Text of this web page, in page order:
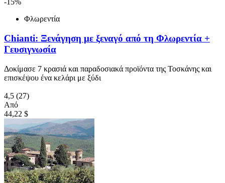
-15%
Φλωρεντία
Chianti: Ξενάγηση με ξεναγό από τη Φλωρεντία +
Γευσιγνωσία
Δοκίμασε 7 κρασιά και παραδοσιακά προϊόντα της Τοσκάνης και
επισκέψου ένα κελάρι με ξύδι
4,5 (27)
Από
44,22 $